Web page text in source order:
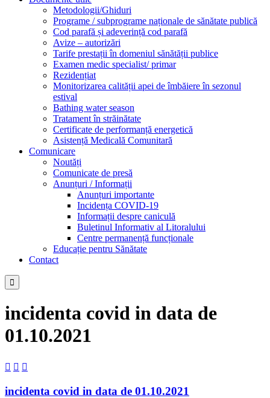
Metodologii/Ghiduri
Programe / subprograme naționale de sănătate publică
Cod parafă și adeverință cod parafă
Avize – autorizări
Tarife prestații în domeniul sănătății publice
Examen medic specialist/ primar
Rezidențiat
Monitorizarea calității apei de îmbăiere în sezonul
estival
Bathing water season
Tratament în străinătate
Certificate de performanță energetică
Asistență Medicală Comunitară
Comunicare
Noutăți
Comunicate de presă
Anunțuri / Informații
Anunțuri importante
Incidența COVID-19
Informații despre caniculă
Buletinul Informativ al Litoralului
Centre permanență funcționale
Educație pentru Sănătate
Contact

incidenta covid in data de
01.10.2021
  
incidenta covid in data de 01.10.2021